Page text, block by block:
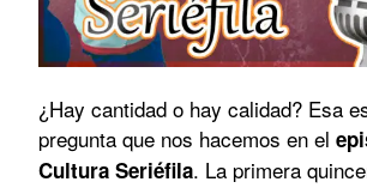
¿Hay cantidad o hay calidad? Esa
pregunta que nos hacemos en el
Cultura Seriéfila. La primera